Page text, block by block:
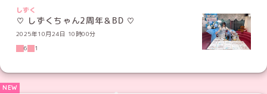
しずく
♡ しずくちゃん2周年＆BD ♡
2025年10月24日 10時00分
6
1